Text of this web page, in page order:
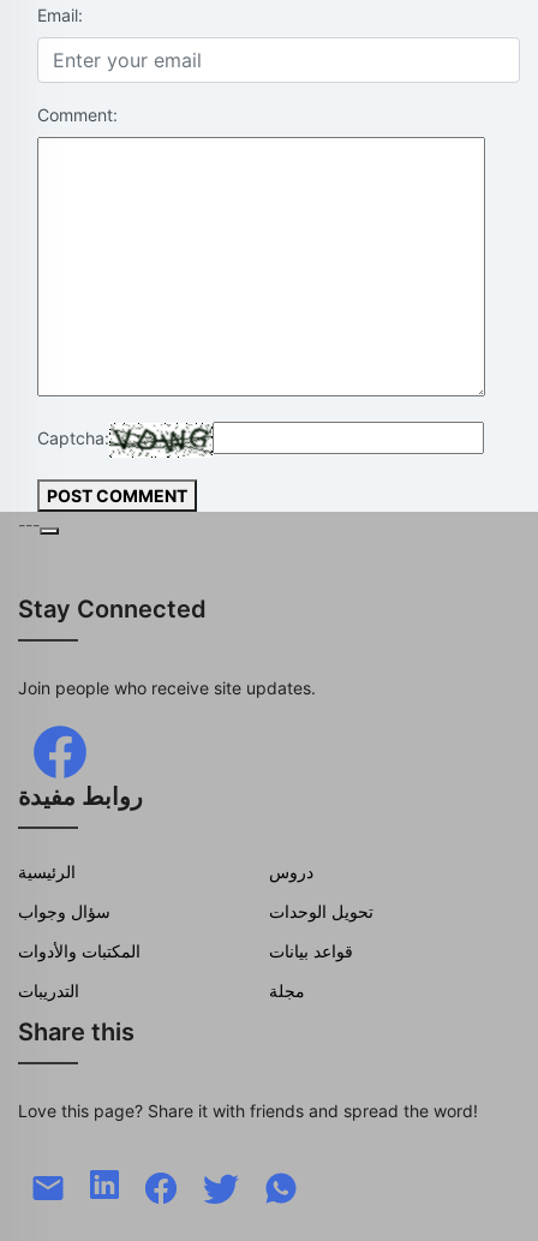
Email:
Comment:
Captcha:
POST COMMENT
---
Stay Connected
Join people who receive site updates.
روابط مفيدة
الرئيسية
دروس
سؤال وجواب
تحويل الوحدات
المكتبات والأدوات
قواعد بيانات
التدريبات
مجلة
Share this
Love this page? Share it with friends and spread the word!